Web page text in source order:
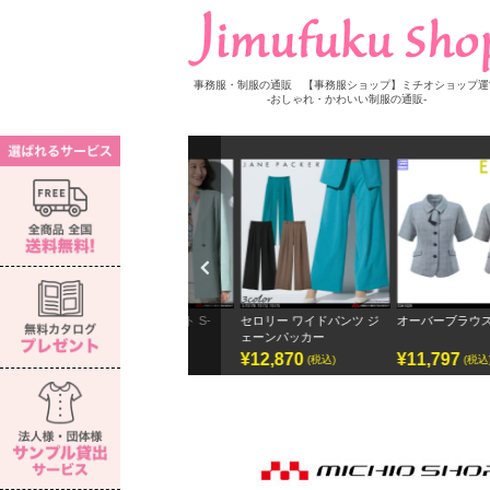
事務服・制服の通販 【事務服ショップ】ミチオショップ
-おしゃれ・かわいい制服の通販-
Previ
ous
セロリー ジャケット S-
72100 S-72105
¥17,160
セロリー ワイドパンツ ジ
ェーンパッカー
¥12,870 (税込)
オーバーブラウス
¥11,797 (税込)